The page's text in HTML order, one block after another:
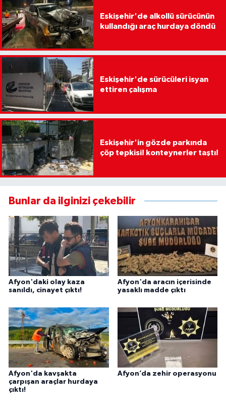
Eskişehir'de alkollü sürücünün
kullandığı araç hurdaya döndü
Eskişehir'de sürücüleri isyan
ettiren çalışma
Eskişehir'in gözde parkında
çöp tepkisi! konteynerler taştı!
Bunlar da ilginizi çekebilir
Afyon'daki olay kaza
sanıldı, cinayet çıktı!
Afyon'da aracın içerisinde
yasaklı madde çıktı
Afyon'da kavşakta
çarpışan araçlar hurdaya
çıktı!
Afyon’da zehir operasyonu